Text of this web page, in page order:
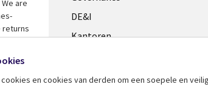
are
returns
DE&I
Kantoren
Media center
en cookies van derden om een ​​soepele en